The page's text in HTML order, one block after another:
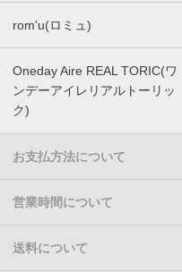
rom'u(ロミュ)
Oneday Aire REAL TORIC(ワ
ンデーアイレリアルトーリッ
ク)
お支払方法について
営業時間について
送料について